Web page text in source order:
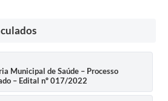
Municipal de Saúde – Processo
– Edital nº 017/2022